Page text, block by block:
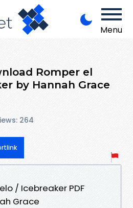
Menu
Romper el
by Hannah Grace
264
/ Icebreaker PDF
Grace